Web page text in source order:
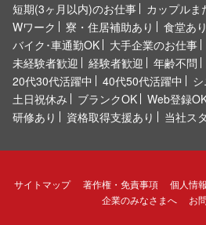
短期(3ヶ月以内)のお仕事
カップルま
Wワーク
寮・住居補助あり 食堂あり
バイク･車通勤OK
大手企業のお仕事
未経験者歓迎
経験者歓迎 年齢不問
20代30代活躍中
40代50代活躍中
土日祝休み
ブランクOK Web登録
研修あり
資格取得支援あり 当社ス
サイトマップ 著作権・免責事項 個人情
企業のみなさまへ
お